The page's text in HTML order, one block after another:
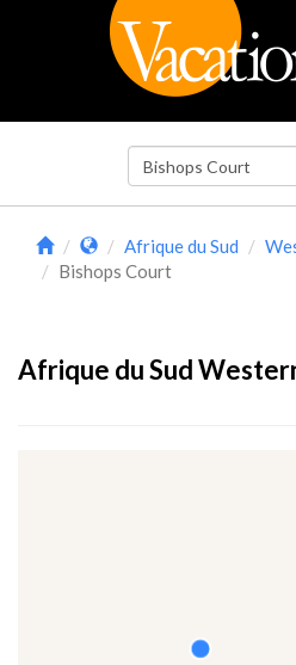
Afrique du Sud
Bishops Court
Afrique du Sud